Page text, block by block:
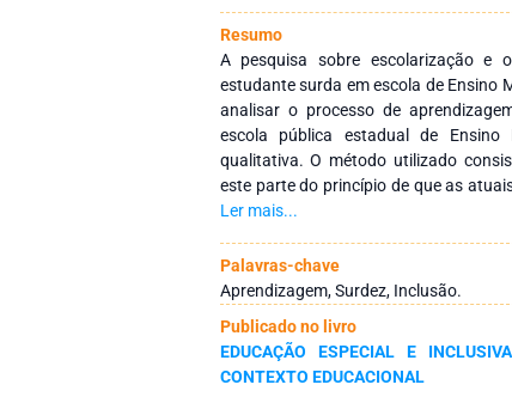
Resumo
A pesquisa sobre escolarização e
estudante surda em escola de Ensino
analisar o processo de
escola pública estadual de
qualitativa. O método utilizado
este parte do princípio de que as
os costumes têm origem no
utilizadas as técnicas de observação
com a estudante surda e
análise e interpretação dos dados
constituiu um espaço inclusivo porque
surda estivesse inserida em todas
contudo, quando os facilitadores do
Ler mais...
Palavras-chave
Aprendizagem, Surdez, Inclusão.
Publicado no livro
EDUCAÇÃO ESPECIAL E
CONTEXTO EDUCACIONAL